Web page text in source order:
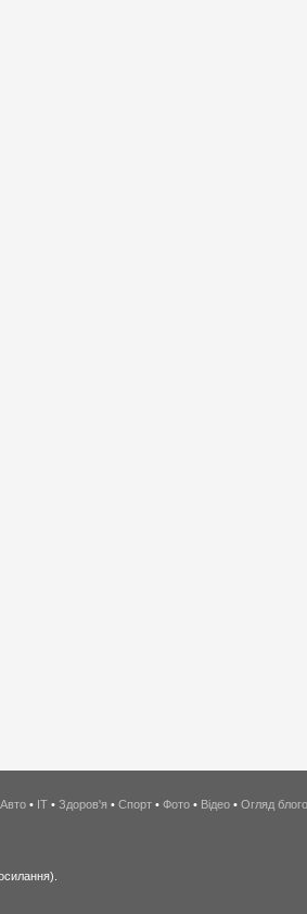
Авто • IT • Здоров'я • Спорт • Фото • Відео • Огляд